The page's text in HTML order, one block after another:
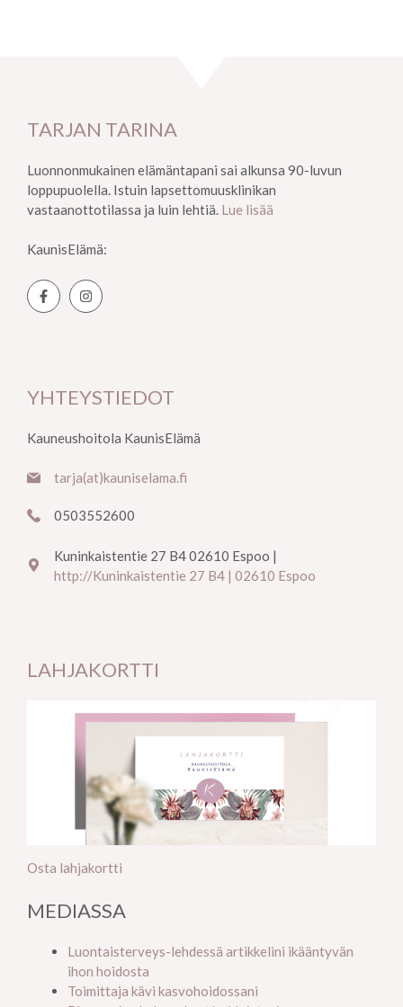
TARJAN TARINA
Luonnonmukainen elämäntapani sai alkunsa 90-luvun
loppupuolella. Istuin lapsettomuusklinikan
vastaanottotilassa ja luin lehtiä. Lue lisää
KaunisElämä:
YHTEYSTIEDOT
Kauneushoitola KaunisElämä
tarja(at)kauniselama.fi
0503552600
Kuninkaistentie 27 B4 02610 Espoo |
http://Kuninkaistentie 27 B4 | 02610 Espoo
LAHJAKORTTI
Osta lahjakortti
MEDIASSA
Luontaisterveys-lehdessä artikkelini ikääntyvän
ihon hoidosta
Toimittaja kävi kasvohoidossani